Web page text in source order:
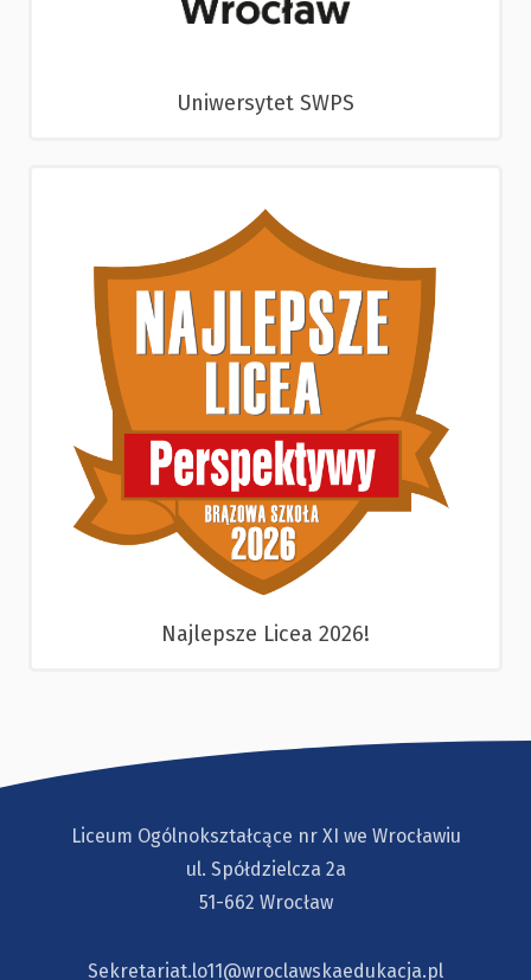
Uniwersytet SWPS
Najlepsze Licea 2026!
Liceum Ogólnokształcące nr XI we Wrocławiu
ul. Spółdzielcza 2a
51-662 Wrocław
Sekretariat.lo11@wroclawskaedukacja.pl